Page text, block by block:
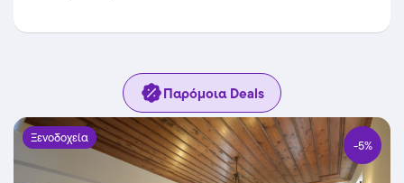
Παρόμοια Deals
Ξενοδοχεία -5%